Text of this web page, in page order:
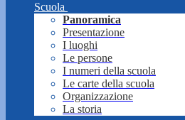
Scuola
Panoramica
Presentazione
I luoghi
Le persone
I numeri della scuola
Le carte della scuola
Organizzazione
La storia